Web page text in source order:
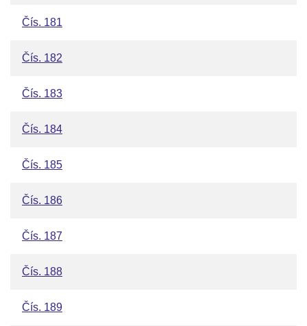
Čís. 181
Čís. 182
Čís. 183
Čís. 184
Čís. 185
Čís. 186
Čís. 187
Čís. 188
Čís. 189